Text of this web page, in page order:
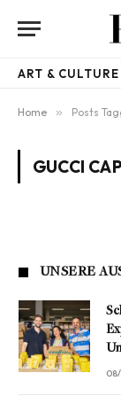
ART & CULTURE
Home » Posts
GUCCI
UNSERE